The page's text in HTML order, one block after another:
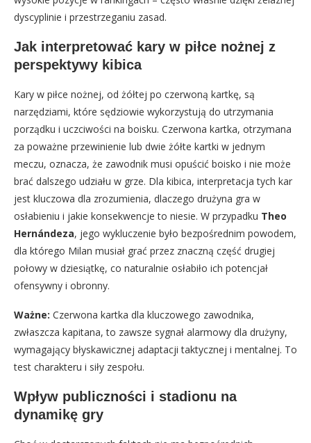
dyscyplinie i przestrzeganiu zasad.
Jak interpretować kary w piłce nożnej z
perspektywy kibica
Kary w piłce nożnej, od żółtej po czerwoną kartkę, są
narzędziami, które sędziowie wykorzystują do utrzymania
porządku i uczciwości na boisku. Czerwona kartka, otrzymana
za poważne przewinienie lub dwie żółte kartki w jednym
meczu, oznacza, że zawodnik musi opuścić boisko i nie może
brać dalszego udziału w grze. Dla kibica, interpretacja tych kar
jest kluczowa dla zrozumienia, dlaczego drużyna gra w
osłabieniu i jakie konsekwencje to niesie. W przypadku Theo
Hernándeza, jego wykluczenie było bezpośrednim powodem,
dla którego Milan musiał grać przez znaczną część drugiej
połowy w dziesiątkę, co naturalnie osłabiło ich potencjał
ofensywny i obronny.
Ważne: Czerwona kartka dla kluczowego zawodnika,
zwłaszcza kapitana, to zawsze sygnał alarmowy dla drużyny,
wymagający błyskawicznej adaptacji taktycznej i mentalnej. To
test charakteru i siły zespołu.
Wpływ publiczności i stadionu na
dynamikę gry